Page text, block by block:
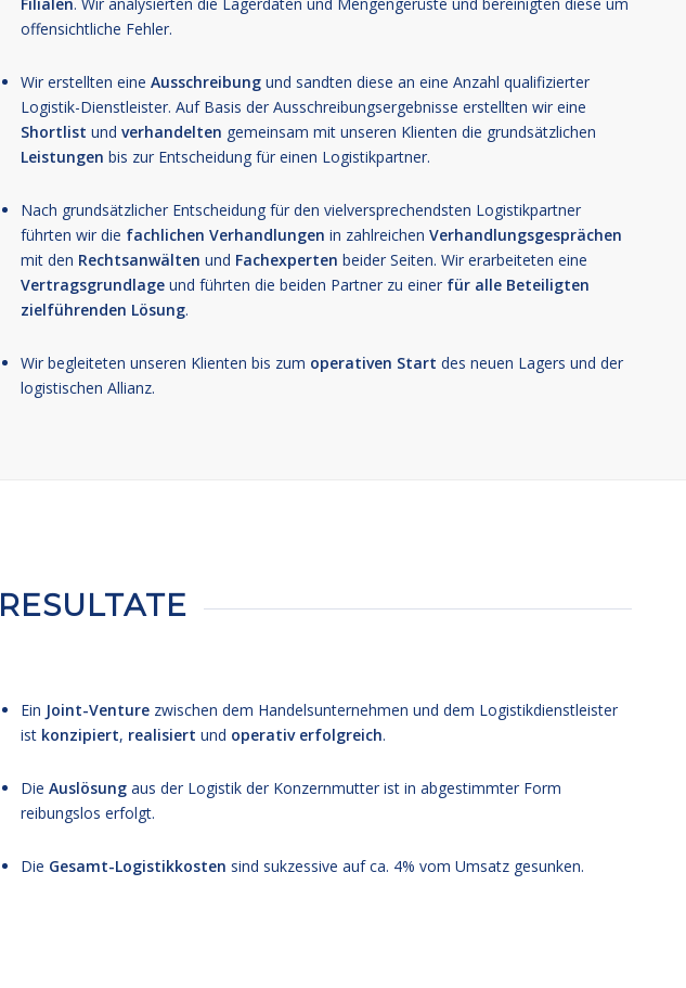
offensichtliche Fehler.
Wir erstellten eineAusschreibung und sandten diese an eine Anzahl qualifizierter
Logistik-Dienstleister. Auf Basis der Ausschreibungsergebnisse erstellten wir eine
Shortlist undverhandelten gemeinsam mit unseren Klienten die grundsätzlichen
Leistungen bis zur Entscheidung für einen Logistikpartner.
Nach grundsätzlicher Entscheidung für den vielversprechendsten Logistikpartner
führten wir die fachlichen Verhandlungen in zahlreichenVerhandlungsgesprächen
mit den Rechtsanwälten und Fachexperten beider Seiten. Wir erarbeiteten eine
Vertragsgrundlage und führten die beiden Partner zu einer für alle Beteiligten
zielführenden Lösung.
Wir begleiteten unseren Klienten bis zum operativen Start des neuen Lagers und der
logistischen Allianz.
RESULTATE
Ein Joint-Venture zwischen dem Handelsunternehmen und dem Logistikdienstleister
ist konzipiert, realisiert und operativ erfolgreich.
DieAuslösung aus der Logistik der Konzernmutter ist in abgestimmter Form
reibungslos erfolgt.
Die Gesamt-Logistikkosten sind sukzessive auf ca. 4% vom Umsatz gesunken.